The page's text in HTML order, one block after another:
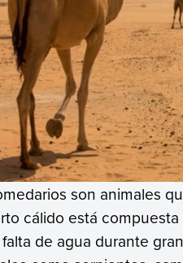
son animales
cálido está
de agua durante